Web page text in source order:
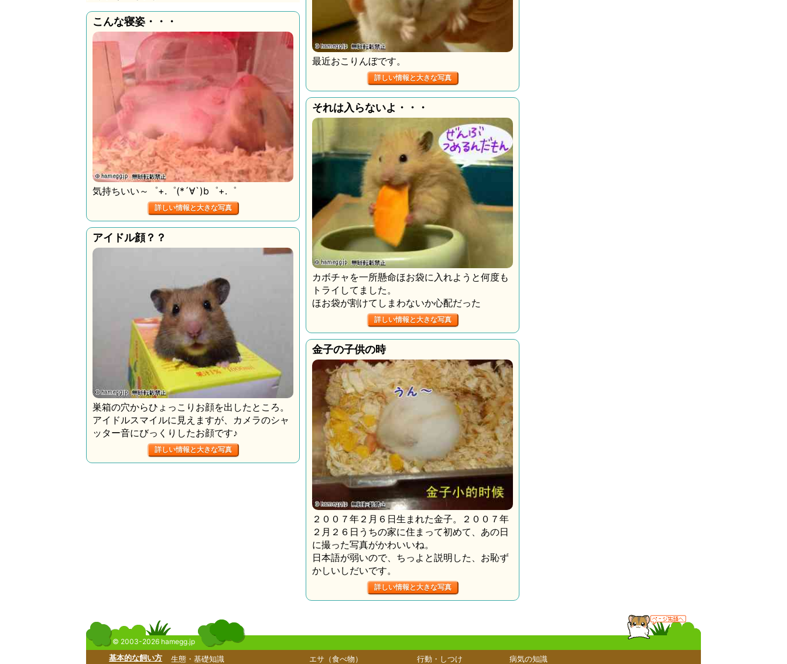
こんな寝姿・・・
気持ちいい～゜+.゜(*´∀`)b゜+.゜
詳しい情報と大きな写真
アイドル顔？？
巣箱の穴からひょっこりお顔を出したところ。
アイドルスマイルに見えますが、カメラのシャ
ッター音にびっくりしたお顔です♪
詳しい情報と大きな写真
最近おこりんぼです。
詳しい情報と大きな写真
それは入らないよ・・・
カボチャを一所懸命ほお袋に入れようと何度も
トライしてました。
ほお袋が割けてしまわないか心配だった
詳しい情報と大きな写真
金子の子供の時
２００７年２月６日生まれた金子。２００７年
２月２６日うちの家に住まって初めて、あの日
に撮った写真がかわいいね。
日本語が弱いので、ちっよと説明した、お恥ず
かしいしだいです。
詳しい情報と大きな写真
© 2003-2026 hamegg.jp
基本的な飼い方
生態・基礎知識
エサ（食べ物）
行動・しつけ
病気の知識